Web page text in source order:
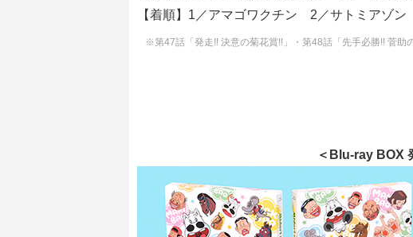
【着順】1／アマゴワクチン 2／サトミアゾ
※第47話「発走!! 決意の菊花賞!!」・第48話「先手必勝!! 菅助
＜Blu-ray BOX